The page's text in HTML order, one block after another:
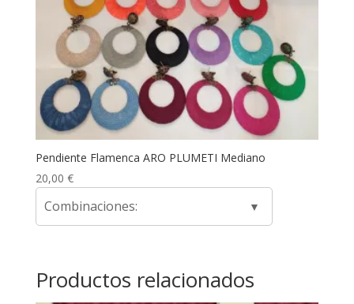
Pendiente Flamenca ARO PLUMETI Mediano
20,00 €
Combinaciones:
Productos relacionados